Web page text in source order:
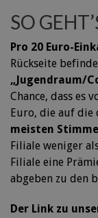
SO
Pro 20 Euro-
Rückseite
„Jugendraum/
Chance, dass es
Euro, die auf die
meisten
Filiale weniger
Filiale eine
abgeben zu den
Der Link zu